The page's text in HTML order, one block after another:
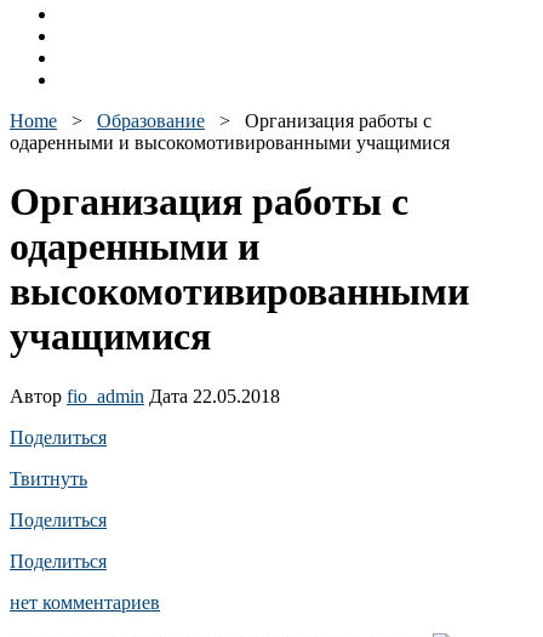
Home > Образование > Организация работы с
одаренными и высокомотивированными учащимися
Организация работы с
одаренными и
высокомотивированными
учащимися
Автор fio_admin Дата 22.05.2018
Поделиться
Твитнуть
Поделиться
Поделиться
нет комментариев